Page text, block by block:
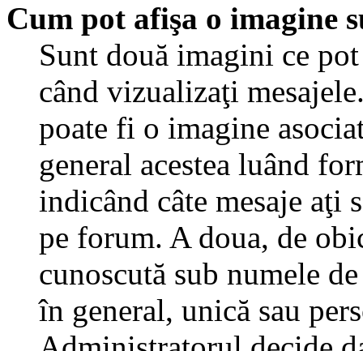
Cum pot afişa o imagine
Sunt două imagini ce
când vizualizaţi
poate fi o imagine
general acestea luând
indicând câte mesaje aţi
pe forum. A doua, de
cunoscută sub numele
în general, unică sau